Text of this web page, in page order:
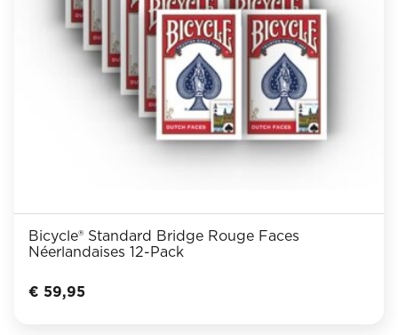
Bicycle® Standard Bridge Rouge Faces
Néerlandaises 12-Pack
€ 59,95